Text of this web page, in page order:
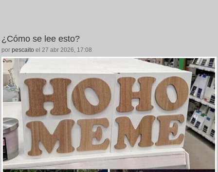
¿Cómo se lee esto?
por pescaito el 27 abr 2026, 17:08